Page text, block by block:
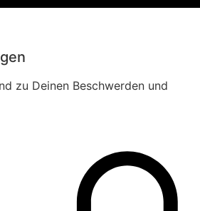
zu Deinen Beschwerden und